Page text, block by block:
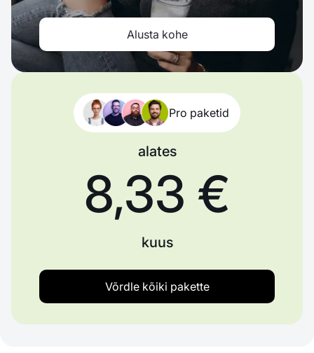
Alusta kohe
Pro paketid
alates
8,33 €
kuus
Võrdle kõiki pakette